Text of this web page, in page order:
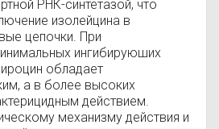
РНК-синтетазой, что
изолейцина в
цепочки. При
ингибируюших
обладает
а в более высоких
действием.
механизму действия и